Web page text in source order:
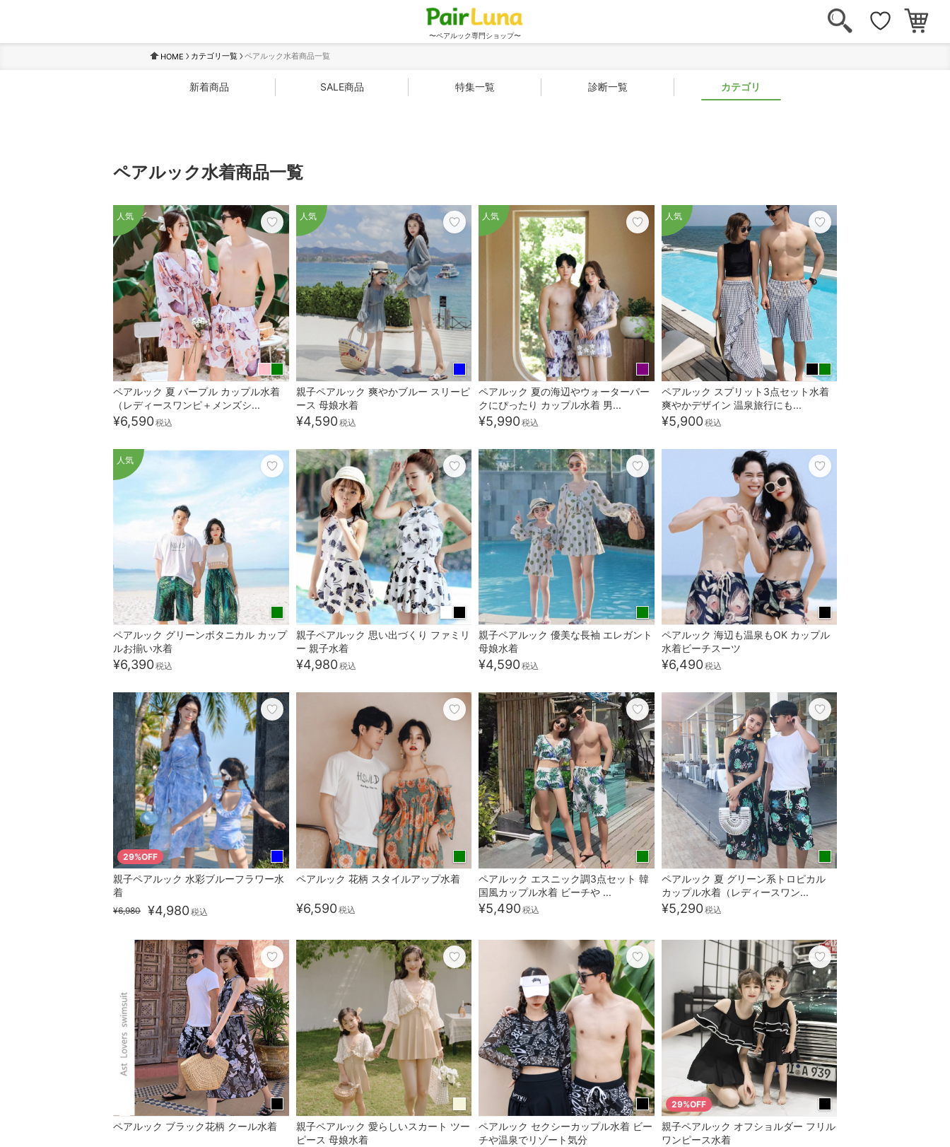
〜ペアルック専門ショップ〜
HOME カテゴリ一覧 ペアルック水着商品一覧
新着商品 SALE商品 特集一覧 診断一覧 カテゴリ
ペアルック水着商品一覧
人気
ペアルック 夏 パープル カップル水着
（レディースワンピ＋メンズシ...
¥6,590税込
人気
親子ペアルック 爽やかブルー スリーピ
ース 母娘水着
¥4,590税込
人気
ペアルック 夏の海辺やウォーターパー
クにぴったり カップル水着 男...
¥5,990税込
人気
ペアルック スプリット3点セット水着
爽やかデザイン 温泉旅行にも...
¥5,900税込
人気
ペアルック グリーンボタニカル カップ
ルお揃い水着
¥6,390税込
親子ペアルック 思い出づくり ファミリ
ー 親子水着
¥4,980税込
親子ペアルック 優美な長袖 エレガント
母娘水着
¥4,590税込
ペアルック 海辺も温泉もOK カップル
水着ビーチスーツ
¥6,490税込
29%OFF
親子ペアルック 水彩ブルーフラワー水
着
¥6,980 ¥4,980税込
ペアルック 花柄 スタイルアップ水着
¥6,590税込
ペアルック エスニック調3点セット 韓
国風カップル水着 ビーチや ...
¥5,490税込
ペアルック 夏 グリーン系トロピカル
カップル水着（レディースワン...
¥5,290税込
ペアルック ブラック花柄 クール水着
親子ペアルック 愛らしいスカート ツー
ピース 母娘水着
ペアルック セクシーカップル水着 ビー
チや温泉でリゾート気分
29%OFF
親子ペアルック オフショルダー フリル
ワンピース水着